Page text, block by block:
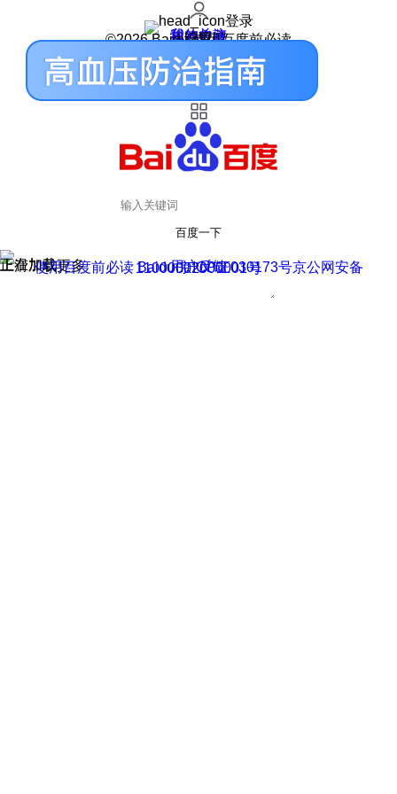
登录
我的关注
我的收藏
皮肤中心
用户反馈
设置
©2026 Baidu 使用百度前必读
百度一下
正在加载
上滑加载更多 用户反馈
使用百度前必读 Baidu 京ICP证030173号
京公网安备11000002000001号